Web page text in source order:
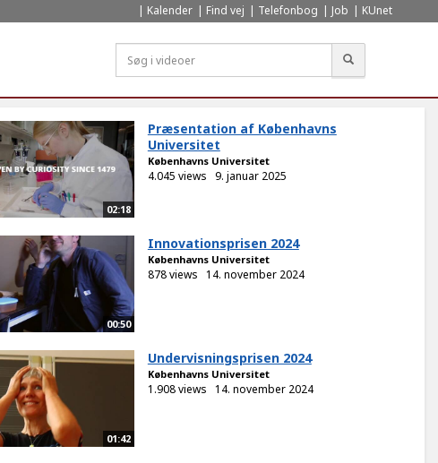
Kalender Find vej Telefonbog Job KUnet
02:18
Præsentation af Københavns
Universitet
Københavns Universitet
4.045 views 9. januar 2025
00:50
Innovationsprisen 2024
Københavns Universitet
878 views 14. november 2024
01:42
Undervisningsprisen 2024
Københavns Universitet
1.908 views 14. november 2024